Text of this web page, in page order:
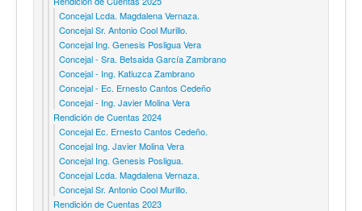
Concejal Lcda. Magdalena Vernaza.
Concejal Sr. Antonio Cool Murillo.
Concejal Ing. Genesis Posligua Vera
Concejal - Sra. Betsaida García Zambrano
Concejal - Ing. Katiuzca Zambrano
Concejal - Ec. Ernesto Cantos Cedeño
Concejal - Ing. Javier Molina Vera
Rendición de Cuentas 2024
Concejal Ec. Ernesto Cantos Cedeño.
Concejal Ing. Javier Molina Vera
Concejal Ing. Genesis Posligua.
Concejal Lcda. Magdalena Vernaza.
Concejal Sr. Antonio Cool Murillo.
Rendición de Cuentas 2023